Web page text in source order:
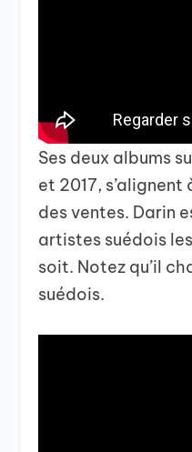
Ses deux albums
et 2017,
des ventes. Darin
artistes suédois
soit. Notez qu’il
suédois.